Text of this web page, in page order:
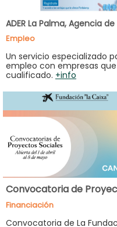
ADER La Palma, Agencia
Empleo
Un servicio especializado
empleo con empresas
cualificado. +info
Convocatoria de
Financiación
Convocatoria de La